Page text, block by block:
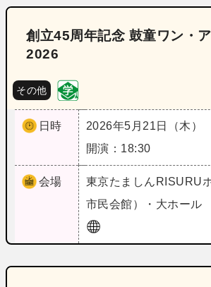
創立45周年記念 鼓童ワン・
2026
その他
日時
2026年5月21日（木）
開演：18:30
会場 東京たましんRISURU
市民会館）・大ホール